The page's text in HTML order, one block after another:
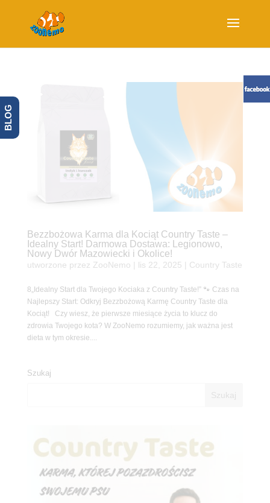
Bezzbożowa Karma dla Kociąt Country Taste –
Idealny Start! Darmowa Dostawa: Legionowo,
Nowy Dwór Mazowiecki i Okolice!
utworzone przez ZooNemo lis 22, 2025 Country Taste
8„Idealny Start dla Twojego Kociaka z Country Taste!” 🐾 Czas na
Najlepszy Start: Odkryj Bezzbożową Karmę Country Taste dla
Kociąt! Czy wiesz, że pierwsze miesiące życia to klucz do
zdrowia Twojego kota? W ZooNemo rozumiemy, jak ważna jest
dieta w tym okresie....
Szukaj
BLOG